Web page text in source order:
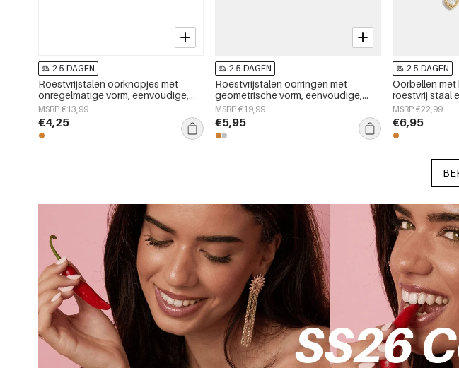
2-5 DAGEN
Roestvrijstalen oorknopjes met
onregelmatige vorm, eenvoudige,
alledaagse serie, dames sieraden
MSRP €13,99
€4,25
2-5 DAGEN
Roestvrijstalen oorringen met
geometrische vorm, eenvoudige,
alledaagse serie, damessieraden
MSRP €19,99
€5,95
2-5 DAGEN
Oorbellen met
roestvrij staal
geschikt voor
damessieraden
MSRP €22,99
€6,95